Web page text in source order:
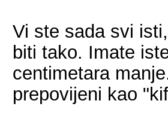
Vi ste sada svi
biti tako. Imate
centimetara
prepovijeni kao